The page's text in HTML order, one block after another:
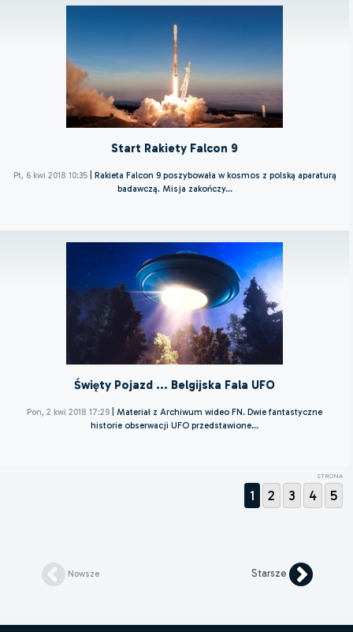
Start Rakiety Falcon 9
Pt, 6 kwi 2018 10:35| Rakieta Falcon 9 poszybowała w kosmos z polską aparaturą
badawczą. Misja zakończy...
Święty Pojazd ... Belgijska Fala UFO
Pon, 2 kwi 2018 17:29
Materiał z Archiwum wideo FN. Dwie fantastyczne
historie obserwacji UFO przedstawione...
STRONA
1 2 3 4 5
Nowsze Starsze